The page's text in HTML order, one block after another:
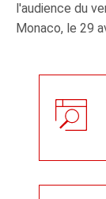
l'audience du
Monaco, le 29